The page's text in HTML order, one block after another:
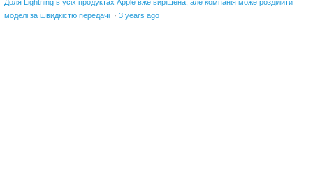
Доля Lightning в усіх продуктах Apple вже вирішена, але компанія може розділити
моделі за швидкістю передачі · 3 years ago